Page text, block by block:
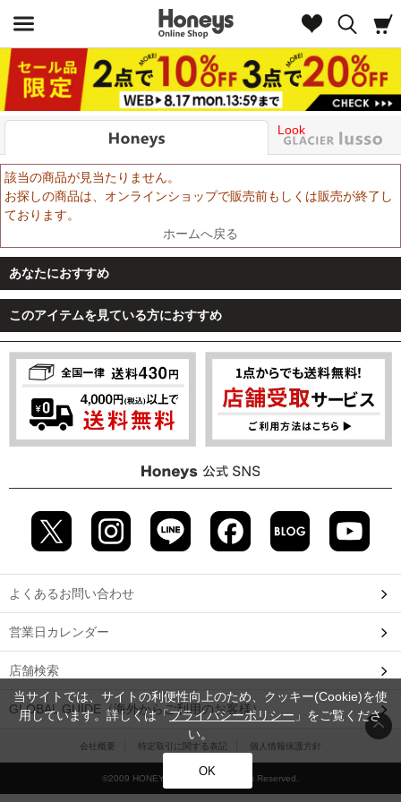
Look
該当の商品が見当たりません。
お探しの商品は、オンラインショップで販売前もしくは販売が終了し
ております。
ホームへ戻る
あなたにおすすめ
このアイテムを見ている方におすすめ
よくあるお問い合わせ
営業日カレンダー
店舗検索
GLOBAL GUIDE（海外からご利用のお客様）
会社概要 特定取引に関する表記 個人情報保護方針
©2009 HONEYS CO., LTD. All Rights Reserved.
当サイトでは、サイトの利便性向上のため、クッキー(Cookie)を使
用しています。詳しくは「プライバシーポリシー 」をご覧くださ
い。
OK